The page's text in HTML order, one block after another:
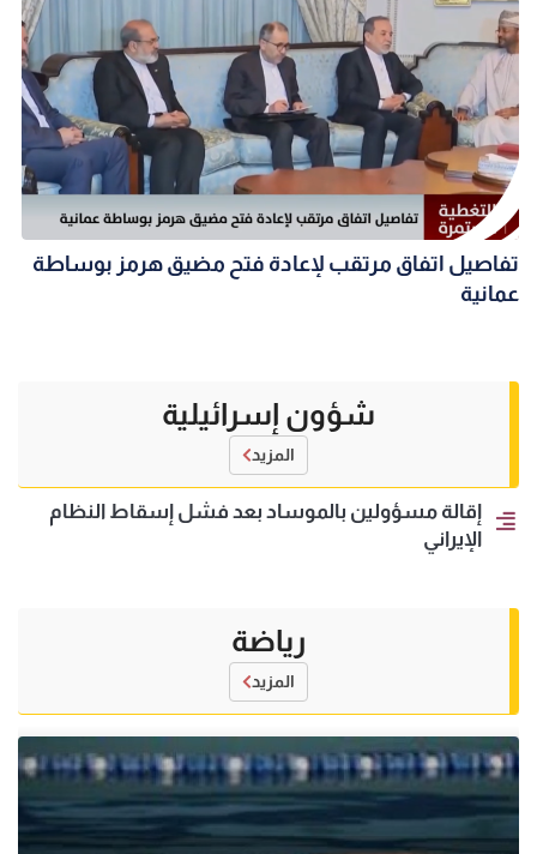
تفاصيل اتفاق مرتقب لإعادة فتح مضيق هرمز بوساطة
عمانية
شؤون إسرائيلية
المزيد
إقالة مسؤولين بالموساد بعد فشل إسقاط النظام
الإيراني
رياضة
المزيد